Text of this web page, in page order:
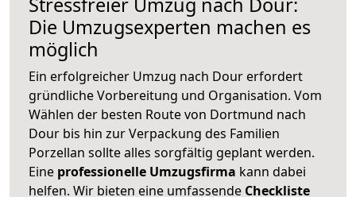
Die Umzugsexperten machen es
möglich
Ein erfolgreicher Umzug nach Dour erfordert
gründliche Vorbereitung und Organisation. Vom
Wählen der besten Route von Dortmund nach
Dour bis hin zur Verpackung des Familien
Porzellan sollte alles sorgfältig geplant werden.
Eine professionelle Umzugsfirma kann dabei
helfen. Wir bieten eine umfassende Checkliste